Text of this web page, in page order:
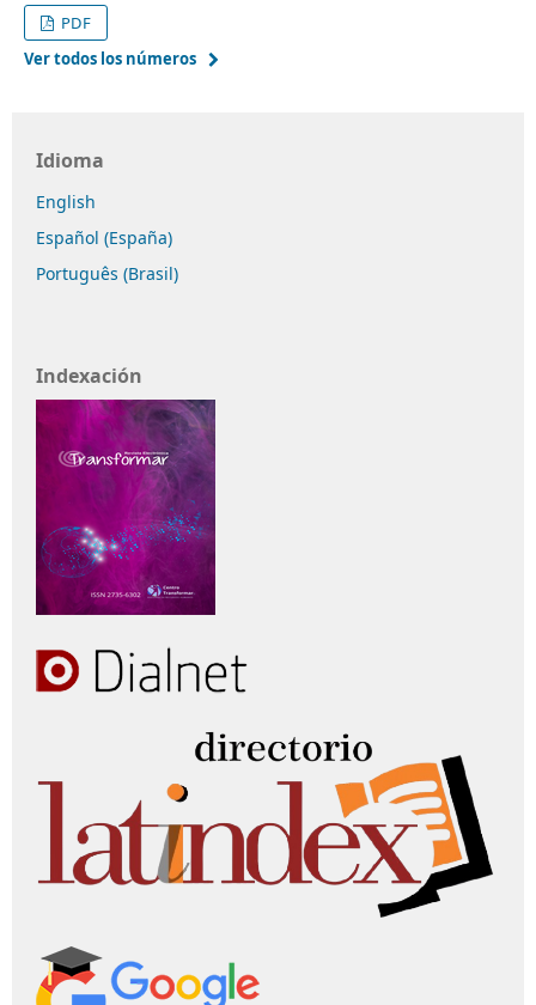
PDF
Ver todos los números
Idioma
English
Español (España)
Português (Brasil)
Indexación